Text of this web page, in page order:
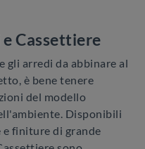
Cassettiere
gli arredi da abbinare al
è bene tenere
del modello
Disponibili
e finiture di grande